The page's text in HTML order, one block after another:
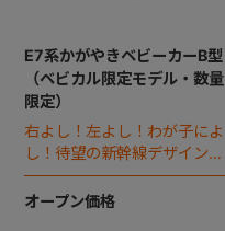
E7系かがやきベビーカーB型
（ベビカル限定モデル・数量
限定）
右よし！左よし！わが子によ
し！待望の新幹線デザインのB
型ベビーカー誕生。
オープン価格